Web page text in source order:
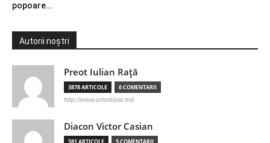
popoare…
Autorii noștri
Preot Iulian Raţă
3878 ARTICOLE 6 COMENTARII
http://www.ortodoxia.md
Diacon Victor Casian